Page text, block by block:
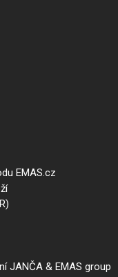
EMAS.cz
JANČA & EMAS group